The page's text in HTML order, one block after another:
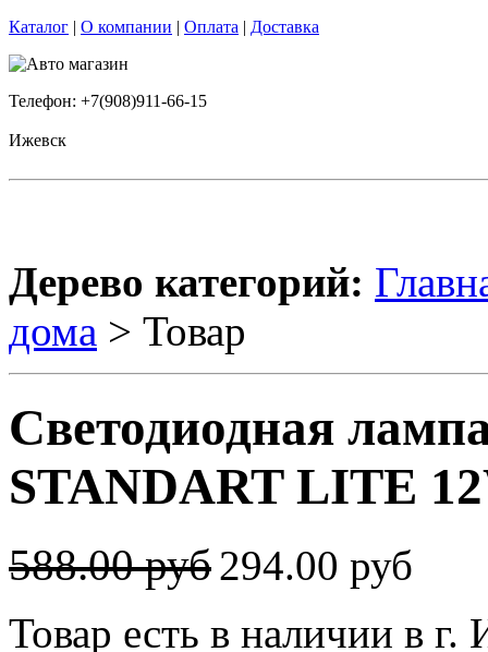
Каталог | О компании | Оплата | Доставка
Телефон: +7(908)911-66-15
Ижевск
Дерево категорий:
дома > Товар
Светодиодная
STANDART LITE
588.00 руб294.00 руб
Товар есть в наличии в г.